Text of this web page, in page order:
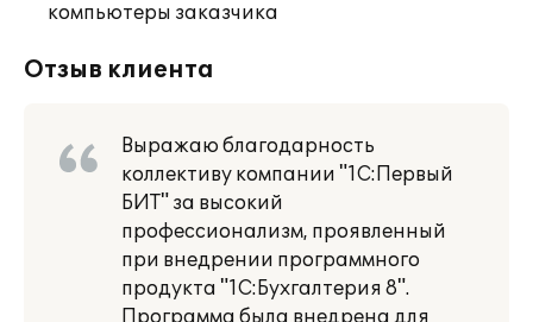
компьютеры заказчика
Отзыв клиента
Выражаю благодарность
коллективу компании "1С:Первый
БИТ" за высокий
профессионализм, проявленный
при внедрении программного
продукта "1С:Бухгалтерия 8".
Программа была внедрена для